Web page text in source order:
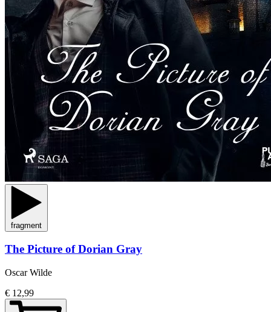
fragment
The Picture of Dorian Gray
Oscar Wilde
€ 12,99